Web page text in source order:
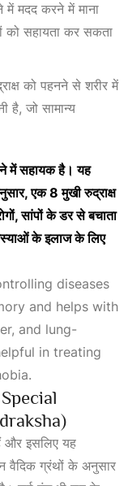
में मदद करने में माना
को सहायता कर सकता
को पहनने से शरीर में
है, जो सामान्य
मेंसहायकहै।यह
एक 8मुखीरुद्राक्ष
सांपोंकेडरसेबचाता
केइलाजकेलिए
diseases
and helps with
and lung-
in treating
और इसलिए यह
वैदिक ग्रंथों के अनुसार